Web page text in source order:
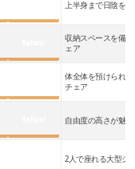
上半身まで日陰を
収納スペースを備
ェア
体全体を預けられ
チェア
自由度の高さが魅
2人で座れる大型シ